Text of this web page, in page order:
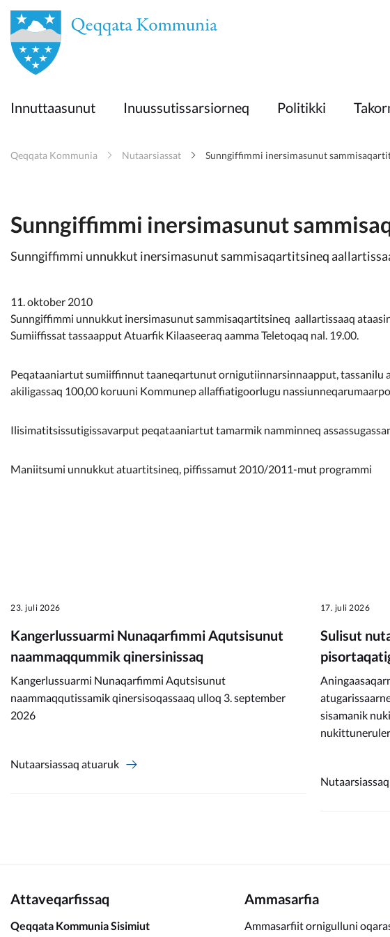
en
Innuttaasunut
Politikki
Kommunimi pilersaarut
Innuttaasunut Inuussutissarsiorneq Politikki
Qeqqata Kommunia Nutaarsiassat Sunngiffimmi inersimasunut
Sunngiffimmi inersimasunut
Sunngiffimmi unnukkut inersimasunut sammisaqartitsineq
11. oktober 2010
Sunngiffimmi unnukkut inersimasunut sammisaqartitsineq aallartissaaq
Sumiiffissat tassaapput Atuarfik Kilaaseeraq aamma Teletoqaq nal. 19.00.
Peqataaniartut sumiiffinnut taaneqartunut ornigutiinnarsinnaapput, tassanilu
akiligassaq 100,00 koruuni Kommunep allaffiatigoorlugu
Ilisimatitsissutigissavarput peqataaniartut tamarmik namminneq
Maniitsumi unnukkut atuartitsineq, piffissamut 2010/2011-mut programmi
23. juli 2026
Kangerlussuarmi Nunaqarfimmi Aqutsisunut
naammaqqummik qinersinissaq
Kangerlussuarmi Nunaqarfimmi Aqutsisunut
naammaqqutissamik qinersisoqassaaq ulloq 3. september
2026
Nutaarsiassaq atuaruk
17. juli 2026
Sulisut
sisamanik
Attaveqarfissaq
Qeqqata Kommunia Sisimiut
Ammasarfia
Ammasarfiit ornigulluni